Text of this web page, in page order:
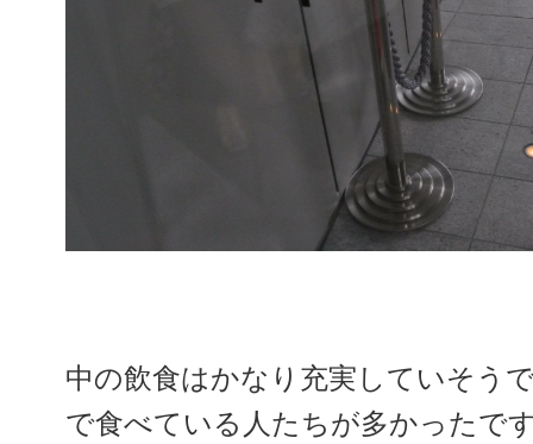
中の飲食はかなり充実していそう
で食べている人たちが多かったで